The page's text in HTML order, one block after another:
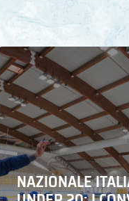
NAZIONALE